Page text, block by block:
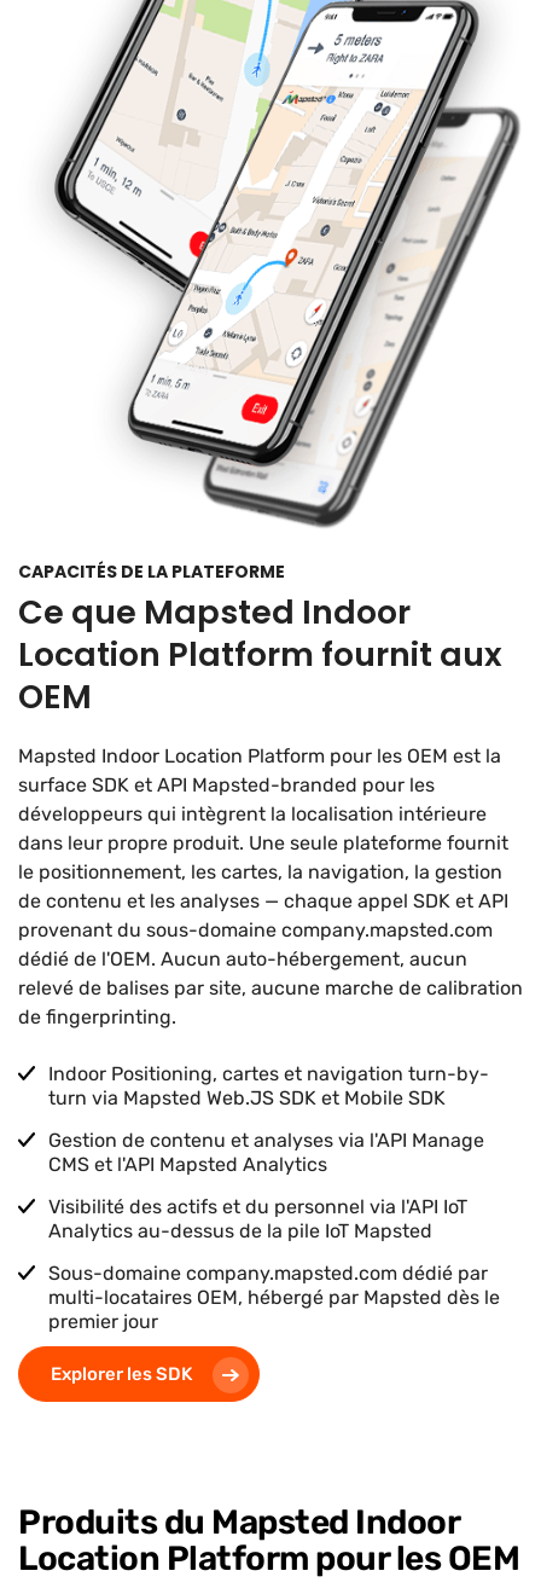
CAPACITÉS DE LA PLATEFORME
Ce que Mapsted Indoor
Location Platform fournit aux
OEM
Mapsted Indoor Location Platform pour les OEM est la
surface SDK et API Mapsted-branded pour les
développeurs qui intègrent la localisation intérieure
dans leur propre produit. Une seule plateforme fournit
le positionnement, les cartes, la navigation, la gestion
de contenu et les analyses — chaque appel SDK et API
provenant du sous-domaine company.mapsted.com
dédié de l'OEM. Aucun auto-hébergement, aucun
relevé de balises par site, aucune marche de calibration
de fingerprinting.
Indoor Positioning, cartes et navigation turn-by-
turn via Mapsted Web.JS SDK et Mobile SDK
Gestion de contenu et analyses via l'API Manage
CMS et l'API Mapsted Analytics
Visibilité des actifs et du personnel via l'API IoT
Analytics au-dessus de la pile IoT Mapsted
Sous-domaine company.mapsted.com dédié par
multi-locataires OEM, hébergé par Mapsted dès le
premier jour
Explorer les SDK
Produits du Mapsted Indoor
Location Platform pour les OEM